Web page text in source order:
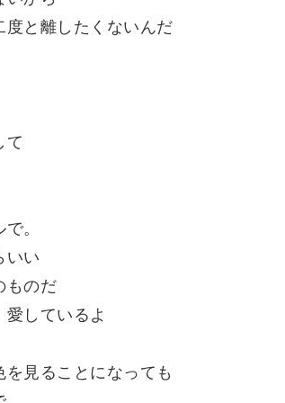
と離したくないんだ
て
。
いい
のだ
しているよ
見ることになっても